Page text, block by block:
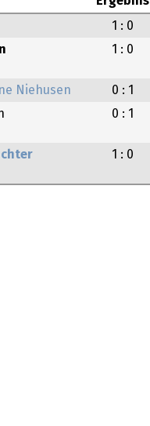
1 : 0
1 : 0
Niehusen 0 : 1
0 : 1
1 : 0